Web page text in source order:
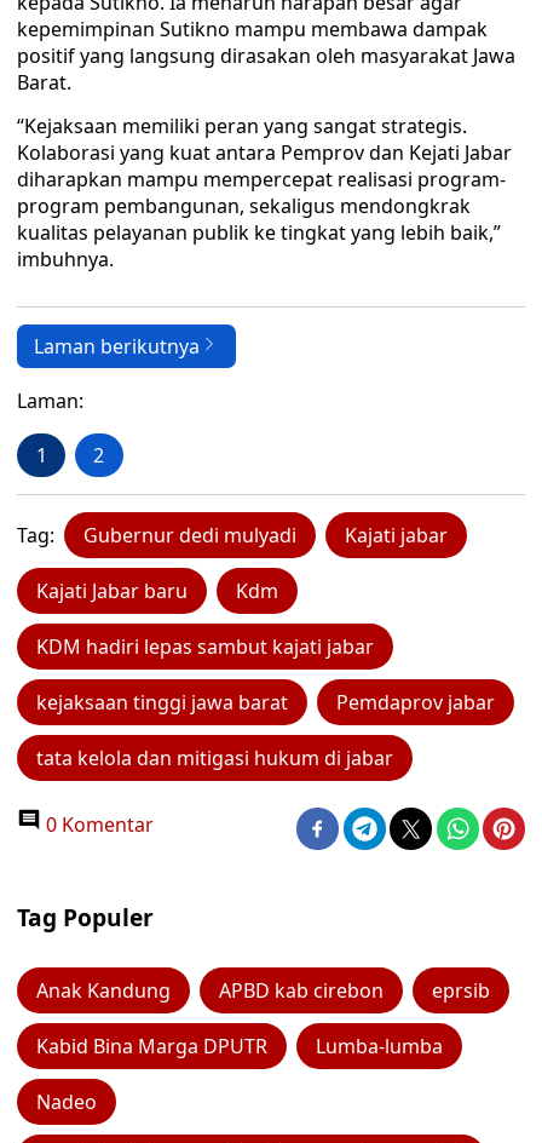
kepemimpinan Sutikno mampu membawa dampak
positif yang langsung dirasakan oleh masyarakat Jawa
Barat.
“Kejaksaan memiliki peran yang sangat strategis.
Kolaborasi yang kuat antara Pemprov dan Kejati Jabar
diharapkan mampu mempercepat realisasi program-
program pembangunan, sekaligus mendongkrak
kualitas pelayanan publik ke tingkat yang lebih baik,”
imbuhnya.
Laman berikutnya
Laman:
1 2
Tag: Gubernur dedi mulyadi Kajati jabar
Kajati Jabar baru Kdm
KDM hadiri lepas sambut kajati jabar
kejaksaan tinggi jawa barat Pemdaprov jabar
tata kelola dan mitigasi hukum di jabar
0 Komentar
Tag Populer
Anak Kandung APBD kab cirebon eprsib
Kabid Bina Marga DPUTR Lumba-lumba
Nadeo